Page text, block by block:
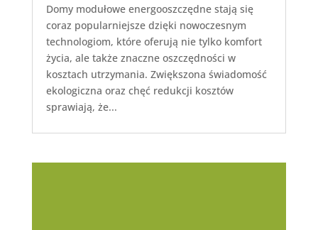
Domy modułowe energooszczędne stają się
coraz popularniejsze dzięki nowoczesnym
technologiom, które oferują nie tylko komfort
życia, ale także znaczne oszczędności w
kosztach utrzymania. Zwiększona świadomość
ekologiczna oraz chęć redukcji kosztów
sprawiają, że...